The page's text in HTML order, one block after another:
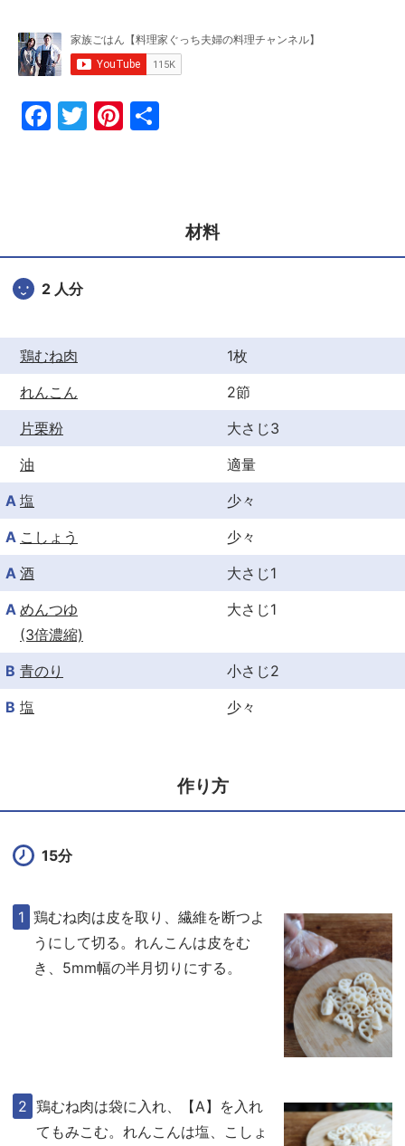
F
o
o
T
Pi
材料
2 人分
鶏むね肉
1枚
れんこん
2節
片栗粉
大さじ3
油
適量
A 塩
少々
A こしょう
少々
A 酒
大さじ1
A めんつゆ
(3倍濃縮)
大さじ1
B 青のり
小さじ2
B 塩 少々
作り方
15分
鶏むね肉は皮を取り、繊維を断つよ
うにして切る。れんこんは皮をむ
き、5mm幅の半月切りにする。
鶏むね肉は袋に入れ、【A】を入れ
てもみこむ。れんこんは塩、こしょ